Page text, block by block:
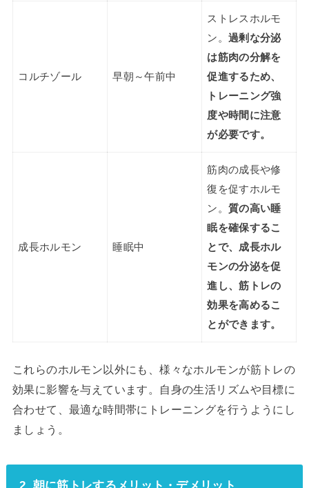
コルチゾール 早朝～午前中
ストレスホルモ
ン。 過剰な分泌
は筋肉の分解を
促進するため、
トレーニング強
度や時間に注意
が必要です。
成長ホルモン 睡眠中
筋肉の成長や修
復を促すホルモ
ン。 質の高い睡
眠を確保するこ
とで、成長ホル
モンの分泌を促
進し、筋トレの
効果を高めるこ
とができます。
これらのホルモン以外にも、様々なホルモンが筋トレの
効果に影響を与えています。自身の生活リズムや目標に
合わせて、最適な時間帯にトレーニングを行うようにし
ましょう。
2. 朝に筋トレするメリット・デメリット